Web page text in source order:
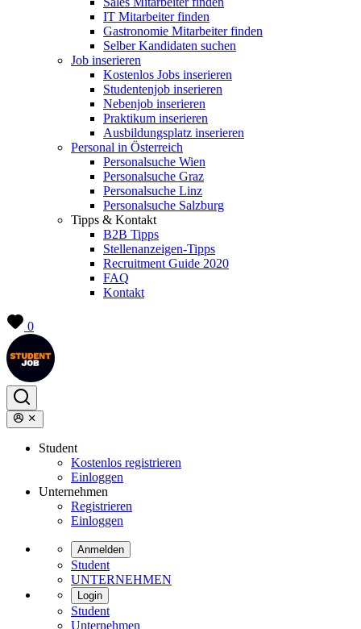
IT Mitarbeiter finden
Gastronomie Mitarbeiter finden
Selber Kandidaten suchen
Job inserieren
Kostenlos Jobs inserieren
Studentenjob inserieren
Nebenjob inserieren
Praktikum inserieren
Ausbildungsplatz inserieren
Personal in Österreich
Personalsuche Wien
Personalsuche Graz
Personalsuche Linz
Personalsuche Salzburg
Tipps & Kontakt
B2B Tipps
Stellenanzeigen-Tipps
Recruitment Guide 2020
FAQ
Kontakt
0
Student
Kostenlos registrieren
Einloggen
Unternehmen
Registrieren
Einloggen
Anmelden
Student
UNTERNEHMEN
Login
Student
Unternehmen